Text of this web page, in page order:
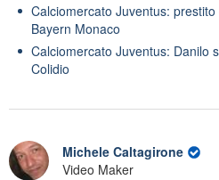
Calciomercato Juventus:
Bayern Monaco
Calciomercato Juventus: Danilo
Colidio
Michele Caltagirone
Video Maker